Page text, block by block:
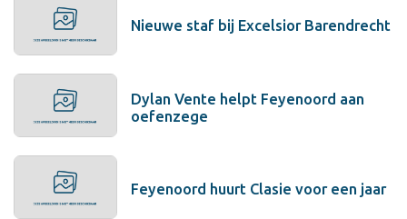
Nieuwe staf bij Excelsior Barendrecht
Dylan Vente helpt Feyenoord aan
oefenzege
Feyenoord huurt Clasie voor een jaar